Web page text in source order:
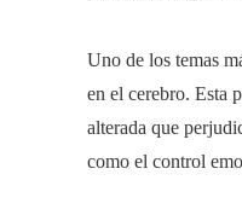
Uno de los temas
en el cerebro. Esta
alterada que
como el control